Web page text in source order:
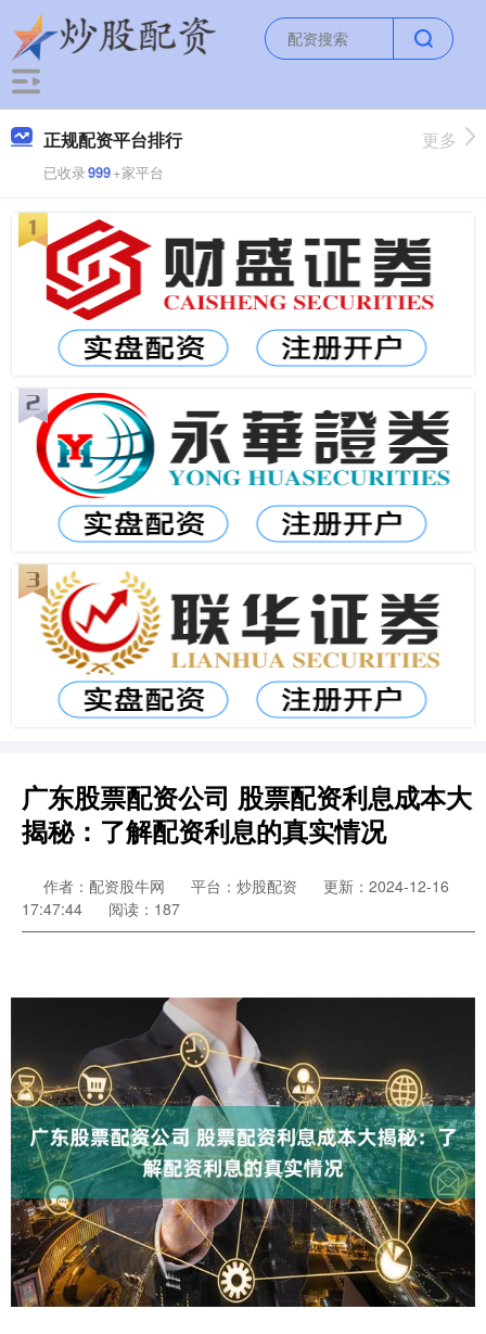
正规配资平台排行
已收录999+家平台
更多
广东股票配资公司 股票配资利息成本大
揭秘：了解配资利息的真实情况
作者：配资股牛网 平台：炒股配资
更新：2024-12-16
17:47:44
阅读：187